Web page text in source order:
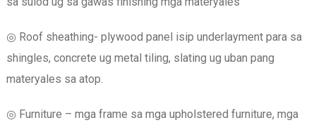
◎ Roof sheathing- plywood panel isip underlayment para sa
shingles, concrete ug metal tiling, slating ug uban pang
materyales sa atop.
◎ Furniture – mga frame sa mga upholstered furniture, mga